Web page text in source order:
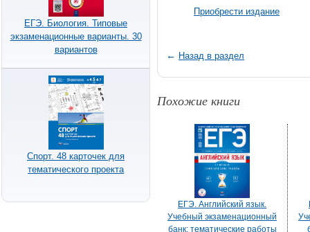
ЕГЭ. Биология. Типовые
экзаменационные варианты. 30
вариантов
Спорт. 48 карточек для
тематического проекта
Приобрести издание
← Назад в раздел
Похожие книги
ЕГЭ. Английский язык.
Учебный экзаменационный
банк: тематические работы